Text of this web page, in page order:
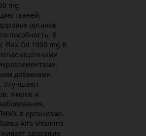
mg
тканей.
органов
В
Flax Oil 1000 mg В
добавками.
Улучшают
жиров и
в организме.
Alfa Vitamins
здоровую